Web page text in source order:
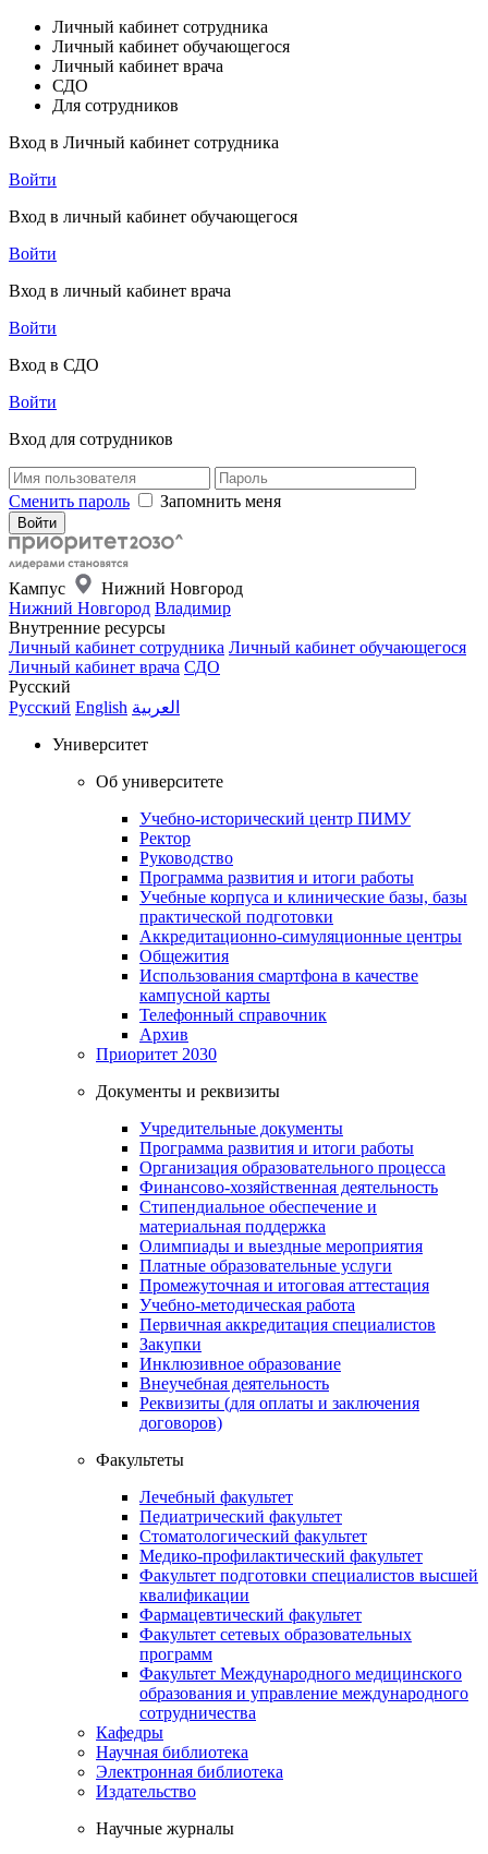
Личный кабинет сотрудника
Личный кабинет обучающегося
Личный кабинет врача
СДО
Для сотрудников
Вход в Личный кабинет сотрудника
Войти
Вход в личный кабинет обучающегося
Войти
Вход в личный кабинет врача
Войти
Вход в СДО
Войти
Вход для сотрудников
Сменить пароль Запомнить меня
Кампус
Нижний Новгород
Нижний Новгород Владимир
Внутренние ресурсы
Личный кабинет сотрудника Личный кабинет обучающегося
Личный кабинет врача СДО
Русский
Русский English العربية
Университет
Об университете
Учебно-исторический центр ПИМУ
Ректор
Руководство
Программа развития и итоги работы
Учебные корпуса и клинические базы, базы
практической подготовки
Аккредитационно-симуляционные центры
Общежития
Использования смартфона в качестве
кампусной карты
Телефонный справочник
Архив
Приоритет 2030
Документы и реквизиты
Учредительные документы
Программа развития и итоги работы
Организация образовательного процесса
Финансово-хозяйственная деятельность
Стипендиальное обеспечение и
материальная поддержка
Олимпиады и выездные мероприятия
Платные образовательные услуги
Промежуточная и итоговая аттестация
Учебно-методическая работа
Первичная аккредитация специалистов
Закупки
Инклюзивное образование
Внеучебная деятельность
Реквизиты (для оплаты и заключения
договоров)
Факультеты
Лечебный факультет
Педиатрический факультет
Стоматологический факультет
Медико-профилактический факультет
Факультет подготовки специалистов высшей
квалификации
Фармацевтический факультет
Факультет сетевых образовательных
программ
Факультет Международного медицинского
образования и управление международного
сотрудничества
Кафедры
Научная библиотека
Электронная библиотека
Издательство
Научные журналы